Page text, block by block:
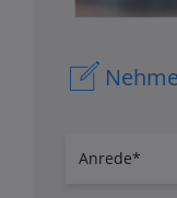
Anrede